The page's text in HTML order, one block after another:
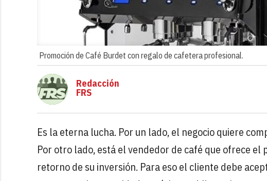
Promoción de Café Burdet con regalo de cafetera profesional.
Redacción
FRS
Es la eterna lucha. Por un lado, el negocio quiere
Por otro lado, está el vendedor de café que ofrece
retorno de su inversión. Para eso el cliente debe